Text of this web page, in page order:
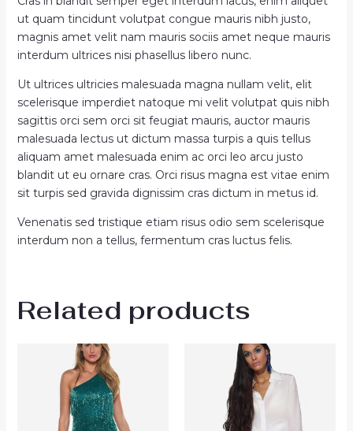
ut quam tincidunt volutpat congue mauris nibh justo,
magnis amet velit nam mauris sociis amet neque mauris
interdum ultrices nisi phasellus libero nunc.
Ut ultrices ultricies malesuada magna nullam velit, elit
scelerisque imperdiet natoque mi velit volutpat quis nibh
sagittis orci sem orci sit feugiat mauris, auctor mauris
malesuada lectus ut dictum massa turpis a quis tellus
aliquam amet malesuada enim ac orci leo arcu justo
blandit ut eu ornare cras. Orci risus magna est vitae enim
sit turpis sed gravida dignissim cras dictum in metus id.
Venenatis sed tristique etiam risus odio sem scelerisque
interdum non a tellus, fermentum cras luctus felis.
Related products